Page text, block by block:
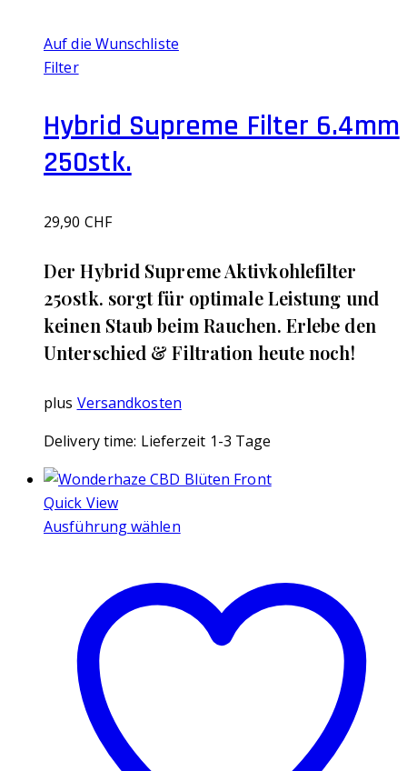
Auf die Wunschliste
Filter
Hybrid Supreme Filter 6.4mm
250stk.
29,90 CHF
Der Hybrid Supreme Aktivkohlefilter
250stk. sorgt für optimale Leistung und
keinen Staub beim Rauchen. Erlebe den
Unterschied & Filtration heute noch!
plus Versandkosten
Delivery time: Lieferzeit 1-3 Tage
Quick View
Ausführung wählen
mehrere
Varianten
Optionen
können